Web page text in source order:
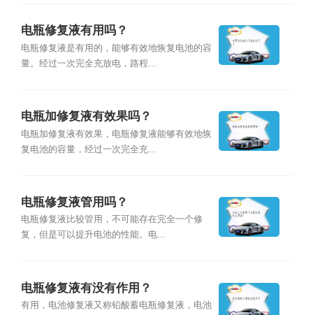
电瓶修复液有用吗？
电瓶修复液是有用的，能够有效地恢复电池的容
量。经过一次完全充放电，路程...
电瓶加修复液有效果吗？
电瓶加修复液有效果，电瓶修复液能够有效地恢
复电池的容量，经过一次完全充...
电瓶修复液管用吗？
电瓶修复液比较管用，不可能存在完全一个修
复，但是可以提升电池的性能。电...
电瓶修复液有没有作用？
有用，电池修复液又称铅酸蓄电瓶修复液，电池